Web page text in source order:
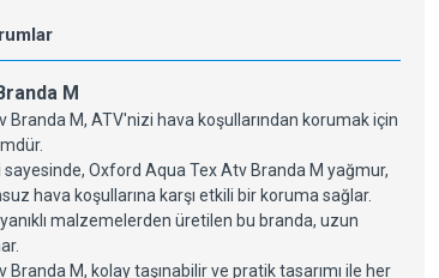
M
Branda M, ATV'nizi hava koşullarından korumak için
Oxford Aqua Tex Atv Branda M yağmur,
hava koşullarına karşı etkili bir koruma sağlar.
malzemelerden üretilen bu branda, uzun
M, kolay taşınabilir ve pratik tasarımı ile her